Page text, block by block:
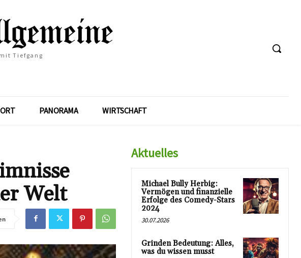
Tiefgang
PANORAMA WIRTSCHAFT
Welt
Aktuelles
Michael Bully Herbig:
Vermögen und finanzielle
Erfolge des Comedy-Stars
2024
30.07.2026
Grinden Bedeutung: Alles,
was du wissen musst